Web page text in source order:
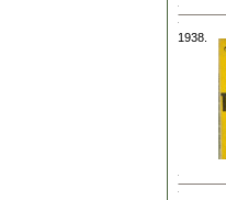
1938.